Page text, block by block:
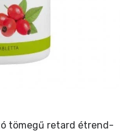
tömegű retard étrend-